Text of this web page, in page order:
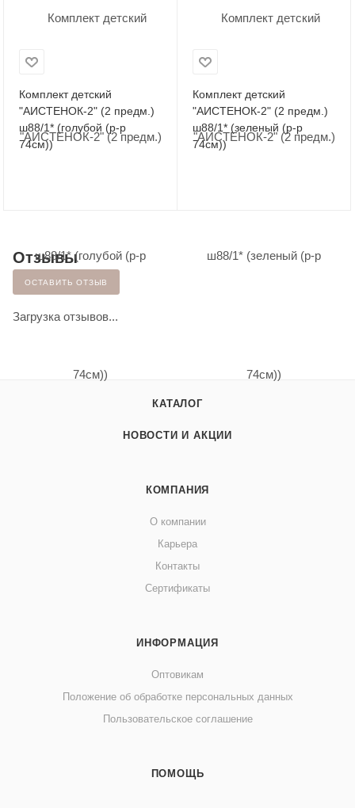
Комплект детский
"АИСТЕНОК-2" (2 предм.)
ш88/1* (голубой (р-р
74см))
Комплект детский
"АИСТЕНОК-2" (2 предм.)
ш88/1* (зеленый (р-р
74см))
Отзывы
ОСТАВИТЬ ОТЗЫВ
Загрузка отзывов...
КАТАЛОГ
НОВОСТИ И АКЦИИ
КОМПАНИЯ
О компании
Карьера
Контакты
Сертификаты
ИНФОРМАЦИЯ
Оптовикам
Положение об обработке персональных данных
Пользовательское соглашение
ПОМОЩЬ